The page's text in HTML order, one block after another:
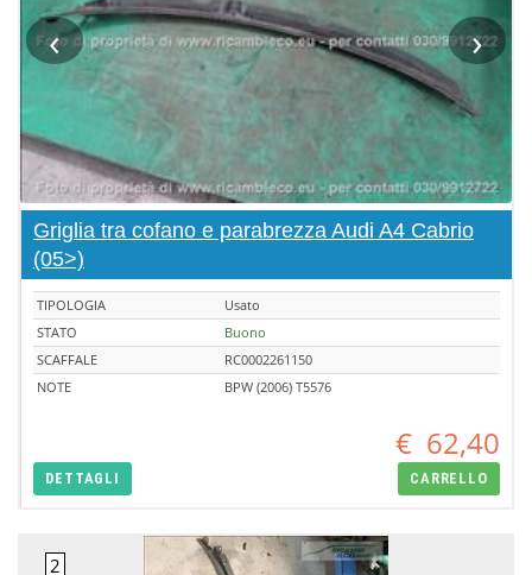
‹ ›
Griglia tra cofano e parabrezza Audi A4 Cabrio
(05>)
TIPOLOGIA
Usato
STATO
Buono
SCAFFALE
RC0002261150
NOTE
BPW (2006) T5576
€ 62,40
DETTAGLI CARRELLO